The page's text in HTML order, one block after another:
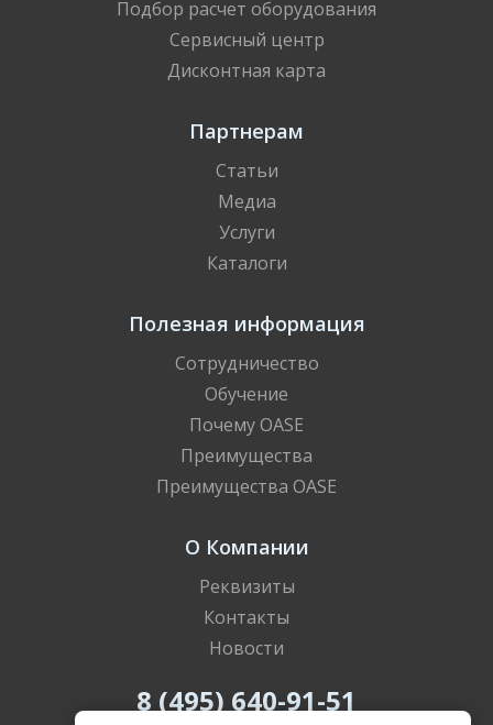
Подбор расчет оборудования
Сервисный центр
Дисконтная карта
Партнерам
Статьи
Медиа
Услуги
Каталоги
Полезная информация
Сотрудничество
Обучение
Почему OASE
Преимущества
Преимущества OASE
О Компании
Реквизиты
Контакты
Новости
8 (495) 640-91-51